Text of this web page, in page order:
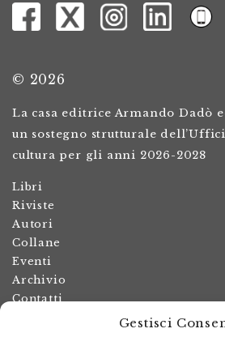
Gestisci
© 2026
La casa editrice Armando Dadò
un sostegno strutturale
cultura per gli anni 2026-2028
Libri
Riviste
Autori
Collane
Eventi
Archivio
Contatti
Termini e condizioni